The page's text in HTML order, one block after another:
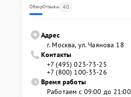
ОбзорОтзывы 40
Адрес
г. Москва, ул. Чаянова 18
Контакты
+7 (495) 023-73-25
+7 (800) 100-33-26
Время работы
Работаем с 09:00 до 21:00